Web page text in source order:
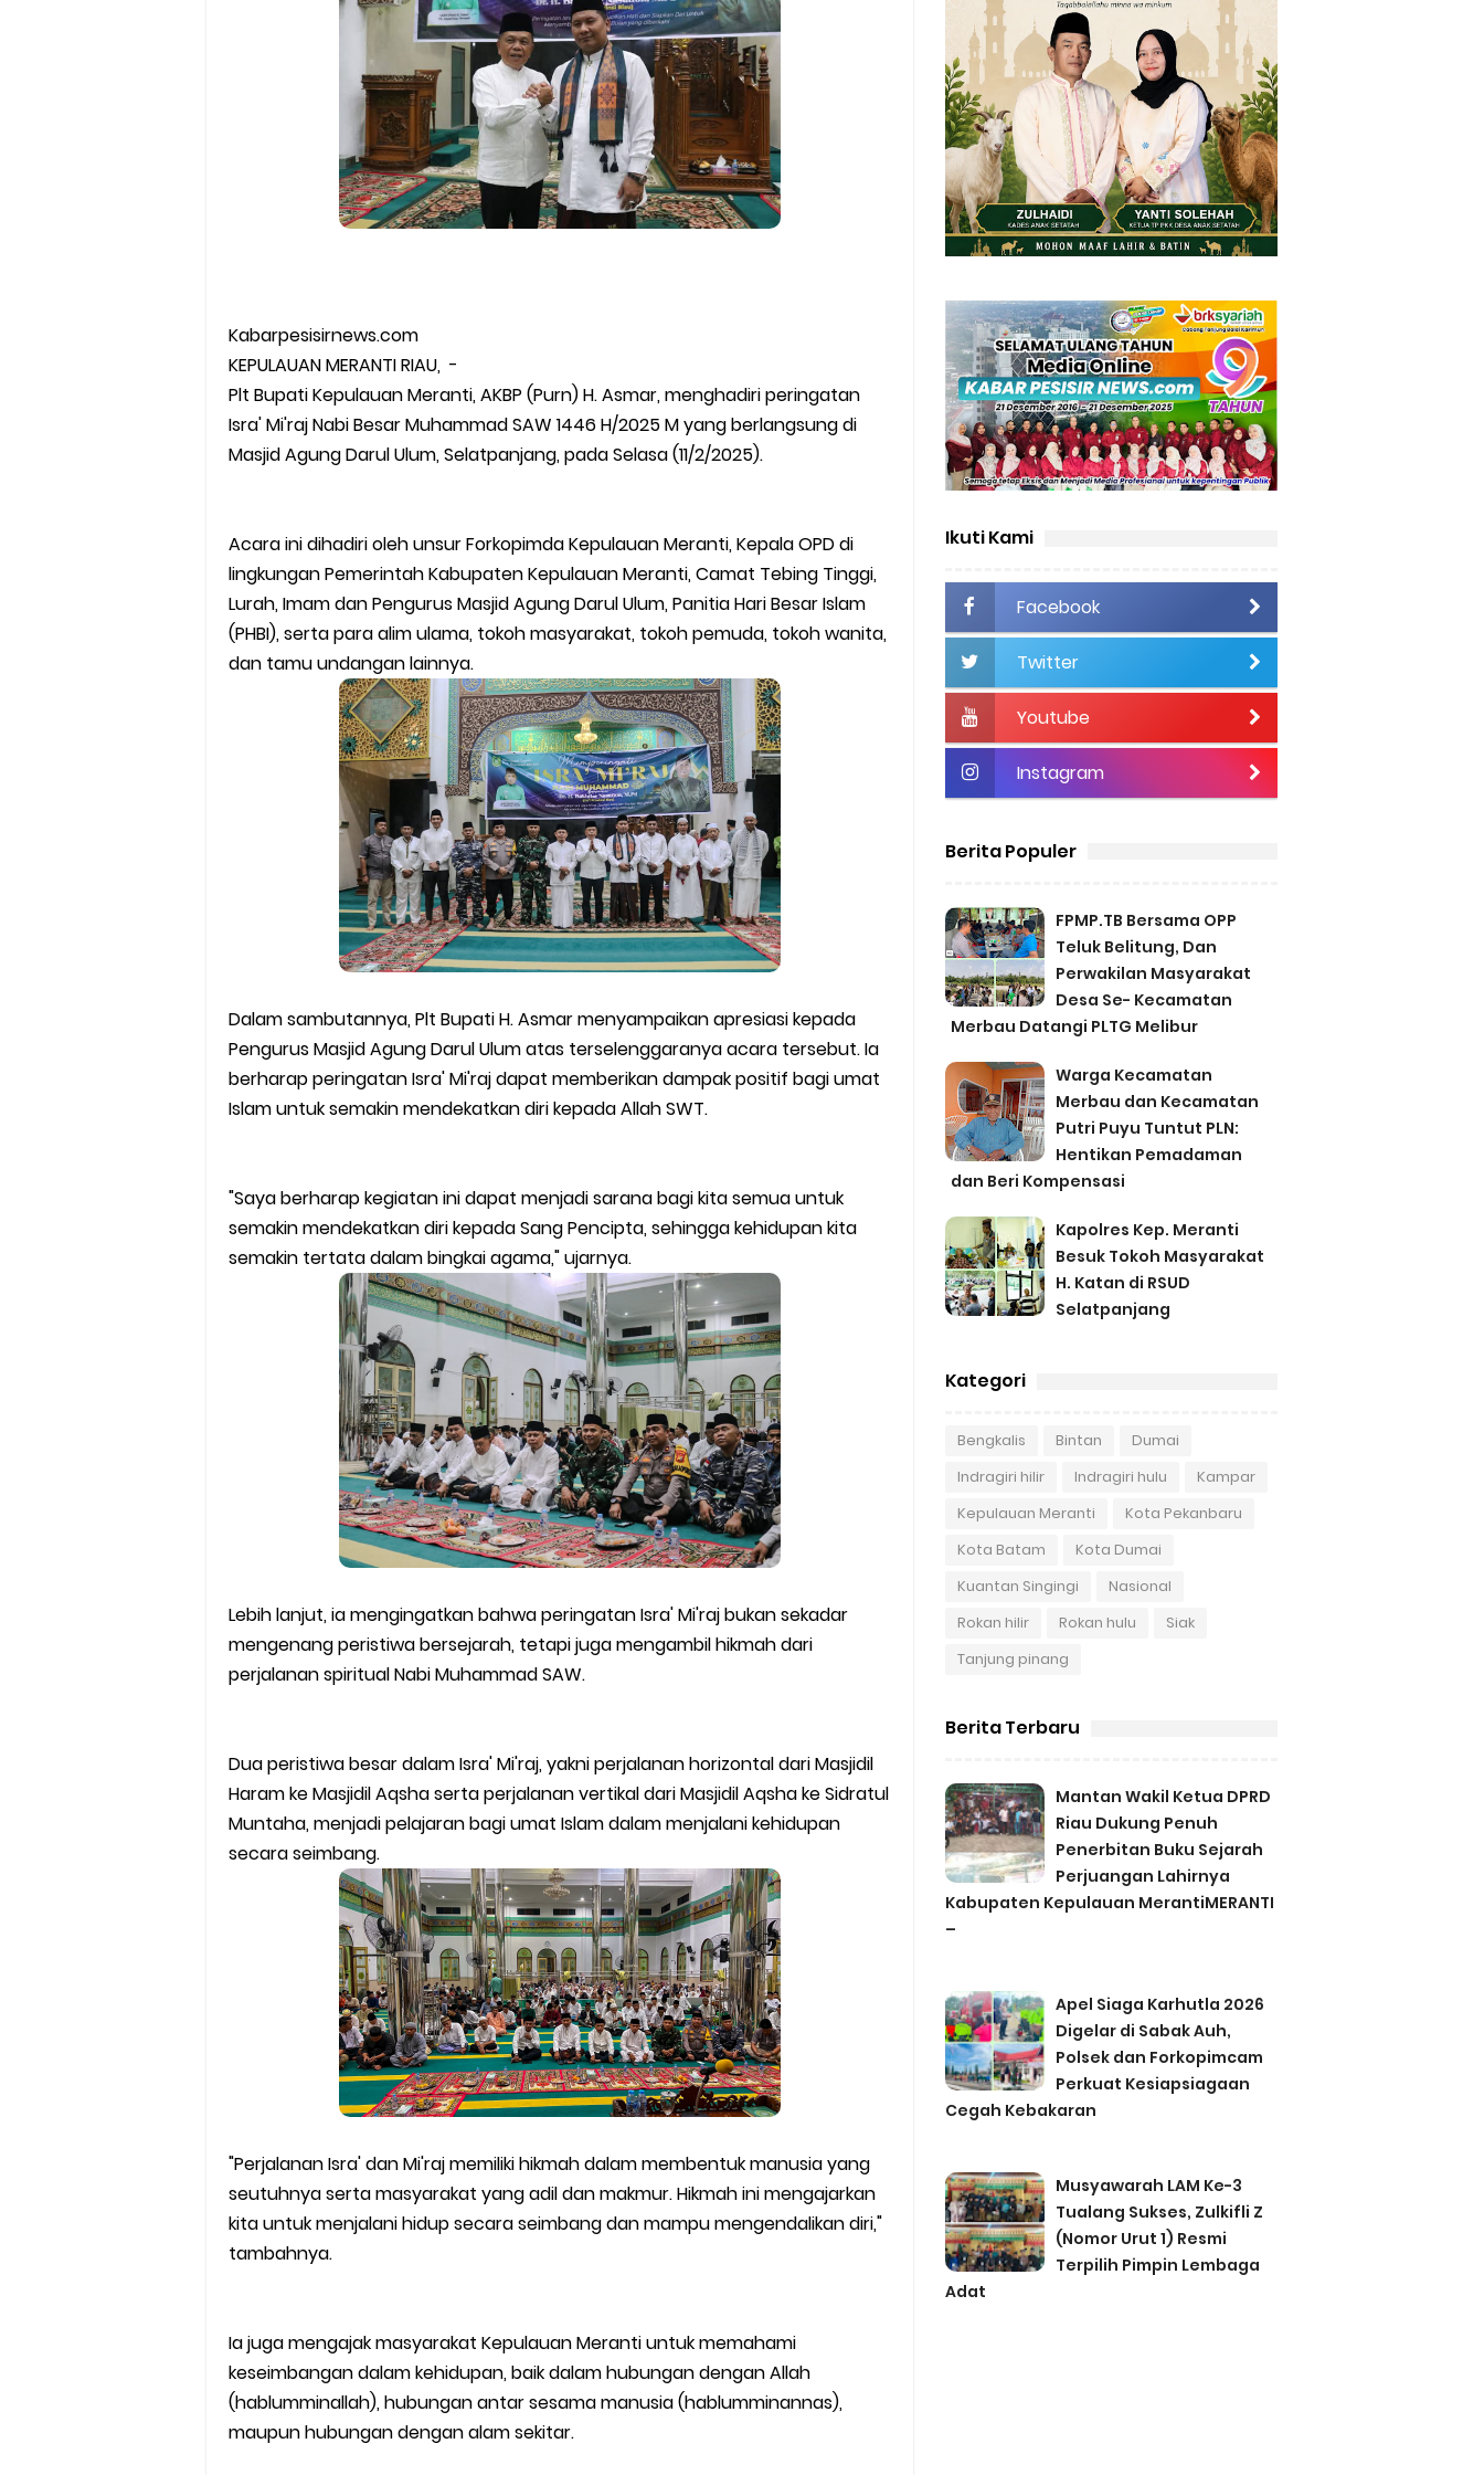
Friday, 7 August
Kabarpesisirnews.com
KEPULAUAN MERANTI RIAU, -
Plt Bupati Kepulauan Meranti, AKBP (Purn) H. Asmar, menghadiri peringatan
Isra' Mi'raj Nabi Besar Muhammad SAW 1446 H/2025 M yang berlangsung di
Masjid Agung Darul Ulum, Selatpanjang, pada Selasa (11/2/2025).
Acara ini dihadiri oleh unsur Forkopimda Kepulauan Meranti, Kepala OPD di
lingkungan Pemerintah Kabupaten Kepulauan Meranti, Camat Tebing Tinggi,
Lurah, Imam dan Pengurus Masjid Agung Darul Ulum, Panitia Hari Besar Islam
(PHBI), serta para alim ulama, tokoh masyarakat, tokoh pemuda, tokoh wanita,
dan tamu undangan lainnya.
Dalam sambutannya, Plt Bupati H. Asmar menyampaikan apresiasi kepada
Pengurus Masjid Agung Darul Ulum atas terselenggaranya acara tersebut. Ia
berharap peringatan Isra' Mi'raj dapat memberikan dampak positif bagi umat
Islam untuk semakin mendekatkan diri kepada Allah SWT.
"Saya berharap kegiatan ini dapat menjadi sarana bagi kita semua untuk
semakin mendekatkan diri kepada Sang Pencipta, sehingga kehidupan kita
semakin tertata dalam bingkai agama," ujarnya.
Lebih lanjut, ia mengingatkan bahwa peringatan Isra' Mi'raj bukan sekadar
mengenang peristiwa bersejarah, tetapi juga mengambil hikmah dari
perjalanan spiritual Nabi Muhammad SAW.
Dua peristiwa besar dalam Isra' Mi'raj, yakni perjalanan horizontal dari Masjidil
Haram ke Masjidil Aqsha serta perjalanan vertikal dari Masjidil Aqsha ke Sidratul
Muntaha, menjadi pelajaran bagi umat Islam dalam menjalani kehidupan
secara seimbang.
"Perjalanan Isra' dan Mi'raj memiliki hikmah dalam membentuk manusia yang
seutuhnya serta masyarakat yang adil dan makmur. Hikmah ini mengajarkan
kita untuk menjalani hidup secara seimbang dan mampu mengendalikan diri,"
tambahnya.
Ia juga mengajak masyarakat Kepulauan Meranti untuk memahami
keseimbangan dalam kehidupan, baik dalam hubungan dengan Allah
(hablumminallah), hubungan antar sesama manusia (hablumminannas),
maupun hubungan dengan alam sekitar.
Ikuti Kami
Facebook
Twitter
Youtube
Instagram
Berita Populer
FPMP.TB Bersama OPP
Teluk Belitung, Dan
Perwakilan Masyarakat
Desa Se- Kecamatan
Merbau Datangi PLTG Melibur
Warga Kecamatan
Merbau dan Kecamatan
Putri Puyu Tuntut PLN:
Hentikan Pemadaman
dan Beri Kompensasi
Kapolres Kep. Meranti
Besuk Tokoh Masyarakat
H. Katan di RSUD
Selatpanjang
Kategori
Bengkalis Bintan
Dumai
Indragiri hilir
Indragiri hulu
Kampar
Kepulauan Meranti
Kota Pekanbaru
Kota Batam
Kota Dumai
Kuantan Singingi
Nasional
Rokan hilir
Rokan hulu
Siak
Tanjung pinang
Berita Terbaru
Mantan Wakil Ketua DPRD
Riau Dukung Penuh
Penerbitan Buku Sejarah
Perjuangan Lahirnya
Kabupaten Kepulauan MerantiMERANTI
–
Apel Siaga Karhutla 2026
Digelar di Sabak Auh,
Polsek dan Forkopimcam
Perkuat Kesiapsiagaan
Cegah Kebakaran
Musyawarah LAM Ke-3
Tualang Sukses, Zulkifli Z
(Nomor Urut 1) Resmi
Terpilih Pimpin Lembaga
Adat